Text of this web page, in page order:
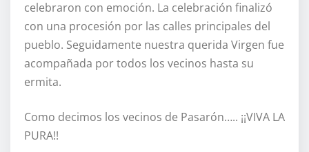
celebraron con emoción. La celebración finalizó
con una procesión por las calles principales del
pueblo. Seguidamente nuestra querida Virgen fue
acompañada por todos los vecinos hasta su
ermita.
Como decimos los vecinos de Pasarón….. ¡¡VIVA LA
PURA!!